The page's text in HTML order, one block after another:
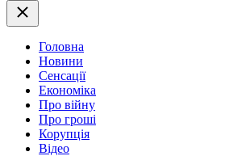
Закрити
Головна
Новини
Сенсації
Економіка
Про війну
Про гроші
Корупція
Відео